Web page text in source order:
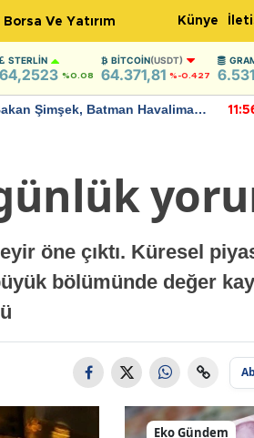
Borsa Ve Yatırım Künye
STERLIN
64,2523 %0.08
BITCOIN(USDT)
64.371,81 %-0.427
Şimşek, Batman Havalimanı
öne çıktı. Küresel
bölümünde değer
Eko Gündem